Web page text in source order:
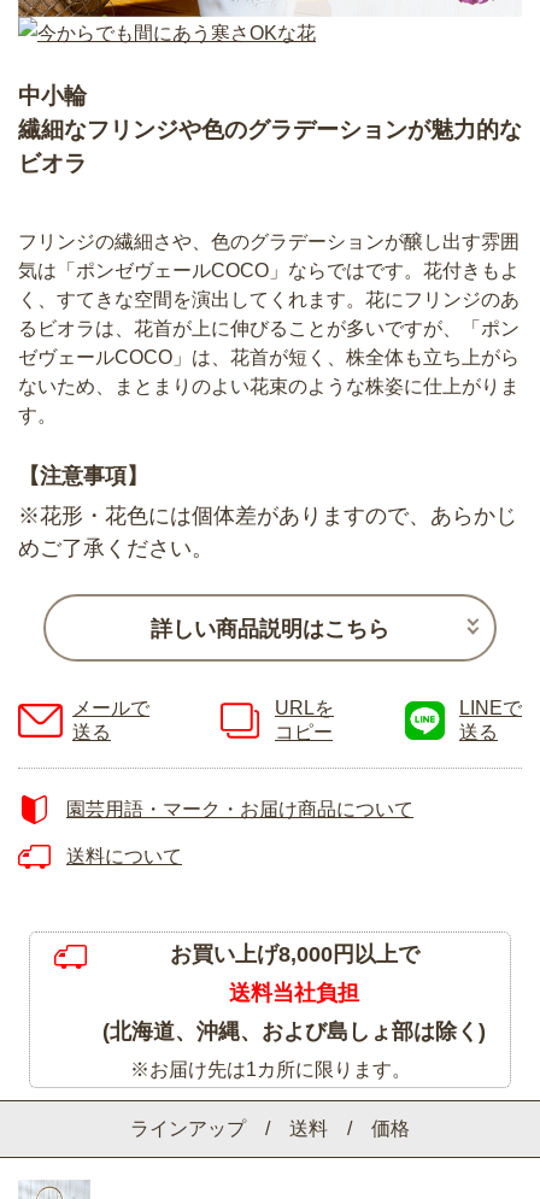
中小輪
繊細なフリンジや色のグラデーションが魅力的な
ビオラ
ラインアップ / 送料 / 価格
フリンジの繊細さや、色のグラデーションが醸し出す雰囲
気は「ポンゼヴェールCOCO」ならではです。花付きもよ
く、すてきな空間を演出してくれます。花にフリンジのあ
るビオラは、花首が上に伸びることが多いですが、「ポン
ゼヴェールCOCO」は、花首が短く、株全体も立ち上がら
ないため、まとまりのよい花束のような株姿に仕上がりま
す。
【注意事項】
※花形・花色には個体差がありますので、あらかじ
めご了承ください。
詳しい商品説明はこちら
メールで
送る
URLを
コピー
LINEで
送る
園芸用語・マーク・お届け商品について
送料について
お買い上げ8,000円以上で
送料当社負担
(北海道、沖縄、および島しょ部は除く)
※お届け先は1カ所に限ります。